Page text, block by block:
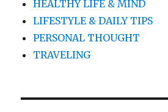
HEALTHY LIFE & MIND
LIFESTYLE & DAILY TIPS
PERSONAL THOUGHT
TRAVELING